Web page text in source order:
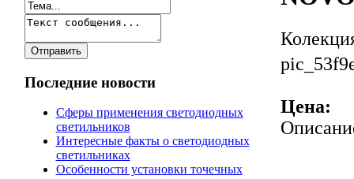
Последние новости
Сферы применения светодиодных
светильников
Интересные факты о светодиодных
светильниках
Особенности установки точечных
Цена: